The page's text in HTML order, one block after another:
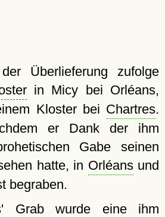
Überlieferung zufolge
in Micy bei Orléans,
Kloster bei Chartres.
er Dank der ihm
Gabe seinen
hatte, in Orléansund
begraben.
Grab wurde eine ihm